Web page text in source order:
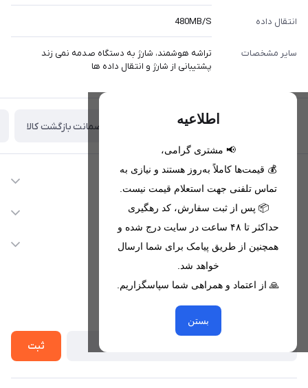
انتقال داده 480MB/S
سایر مشخصات
تراشه هوشمند، شارژ به دستگاه صدمه نمی زند
پشتیبانی از شارژ و انتقال داده ها
اطلاعیه
📢 مشتری گرامی،
💰 قیمت‌ها کاملاً به‌روز هستند و نیازی به
تماس تلفنی جهت استعلام قیمت نیست.
📦 پس از ثبت سفارش، کد رهگیری
حداکثر تا ۴۸ ساعت در سایت درج شده و
همچنین از طریق پیامک برای شما ارسال
خواهد شد.
🙏 از اعتماد و همراهی شما سپاسگزاریم.
بستن
تحویل اکسپرس(با هماهنگی) ضمانت بازگشت کالا
اطلاعات تماس
09221680256 - 09373782289
nikanmobstore@gmail.com
هرمزگان، بندرخمیر، شهرک رودبار
دسترسی سریع
لیست محصولات
خدمات مشتریان
حریم خصوصی
از جدید‌ترین تخفیف‌ها با‌ خبر شوید
ثبت